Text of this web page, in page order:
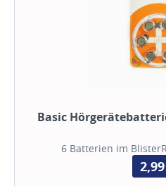
Basic
6 Batterien im